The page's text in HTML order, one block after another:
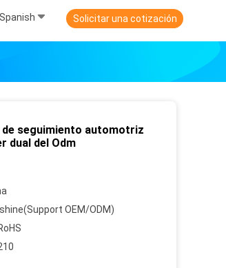
Spanish Solicitar una cotización
de seguimiento automotriz
dual del Odm
OEM/ODM)